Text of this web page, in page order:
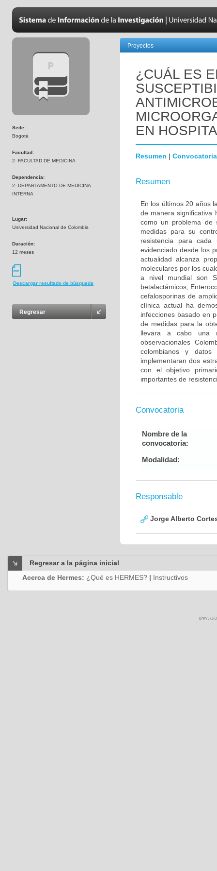
Sede:
Bogotá
Facultad:
2- FACULTAD DE MEDICINA
Dependencia:
2- DEPARTAMENTO DE MEDICINA
INTERNA
Lugar:
Universidad Nacional de Colombia
Duración:
12 meses
Descargar resultado de búsqueda
Regresar
Proyectos
¿CUÁL ES
EN
Resumen | Convocatoria
Resumen
En los últimos 20 años
de manera significativa
como un problema de
medidas para su
resistencia para
evidenciado desde los
actualidad alcanza
moleculares por los
a nivel mundial son
betalactámicos,
cefalosporinas de
clínica actual ha
infecciones basado en
de medidas para la
llevara a cabo una
observacionales
colombianos y
implementaran dos
con el objetivo
importantes de
Convocatoria
Nombre de la
convocatoria:
Modalidad:
Responsable
Jorge Alberto
Regresar a la página inicial
Acerca de Hermes: ¿Qué es HERMES? | Instructivos